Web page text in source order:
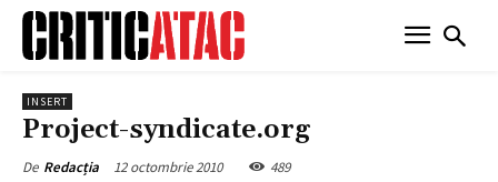
INSERT
Project-syndicate.org
De Redacția 12 octombrie 2010 489